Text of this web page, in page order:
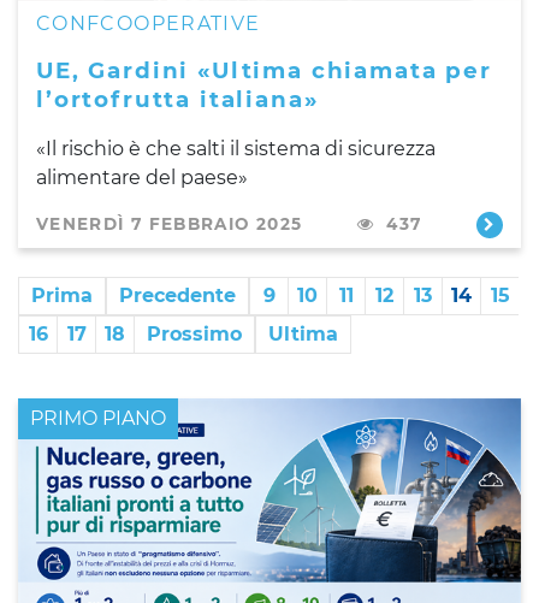
CONFCOOPERATIVE
UE, Gardini «Ultima chiamata per
l’ortofrutta italiana»
«Il rischio è che salti il sistema di sicurezza
alimentare del paese»
VENERDÌ 7 FEBBRAIO 2025 437
Prima Precedente 9 10 11 12 13 14
15
16
17 18 Prossimo Ultima
PRIMO PIANO